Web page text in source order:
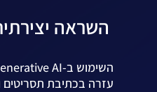
השראה
עזרה בכתיבת תסריטים